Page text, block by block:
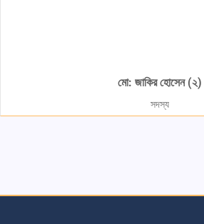
মো: জাকির হোসেন (২)
সদস্য